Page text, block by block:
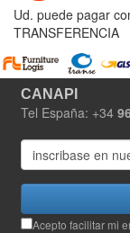
Ud. puede pagar
TRANSFERENCIA
CANAPI
Tel España: +34
Acepto facilitar mi